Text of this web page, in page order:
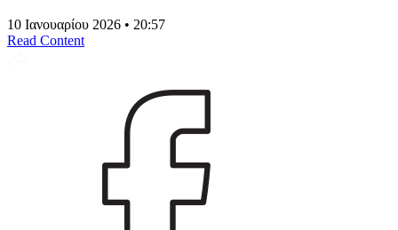
10 Ιανουαρίου 2026 • 20:57
Read Content